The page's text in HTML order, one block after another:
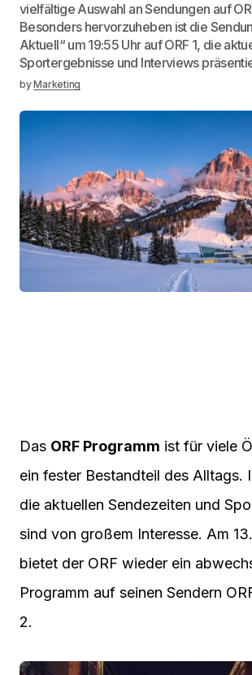
vielfältige Auswahl an Sendungen auf
Besonders hervorzuheben ist die
Aktuell“ um 19:55 Uhr auf ORF 1, die
Sportergebnisse und Interviews
byMarketing
Das ORF Programm ist für viele
ein fester Bestandteil des Alltags.
die aktuellen Sendezeiten und
sind von großem Interesse. Am
bietet der ORF wieder ein
Programm auf seinen Sendern
2.